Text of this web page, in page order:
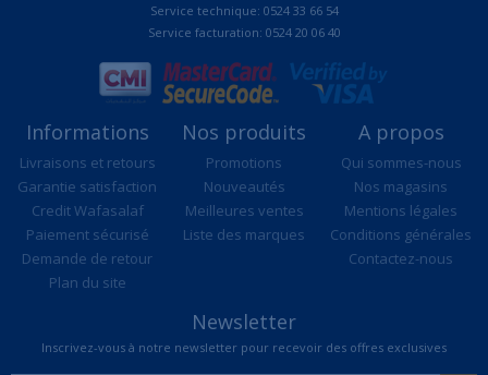
Service technique: 0524 33 66 54
Service facturation: 0524 20 06 40
Informations
Livraisons et retours
Garantie satisfaction
Credit Wafasalaf
Paiement sécurisé
Demande de retour
Plan du site
Nos produits
Promotions
Nouveautés
Meilleures ventes
Liste des marques
A propos
Qui sommes-nous
Nos magasins
Mentions légales
Conditions générales
Contactez-nous
Newsletter
Inscrivez-vous à notre newsletter pour recevoir des offres exclusives